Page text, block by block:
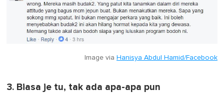
Image via Hanisya Abdul Hamid/Facebook
3. Biasa je tu, tak ada apa-apa pun